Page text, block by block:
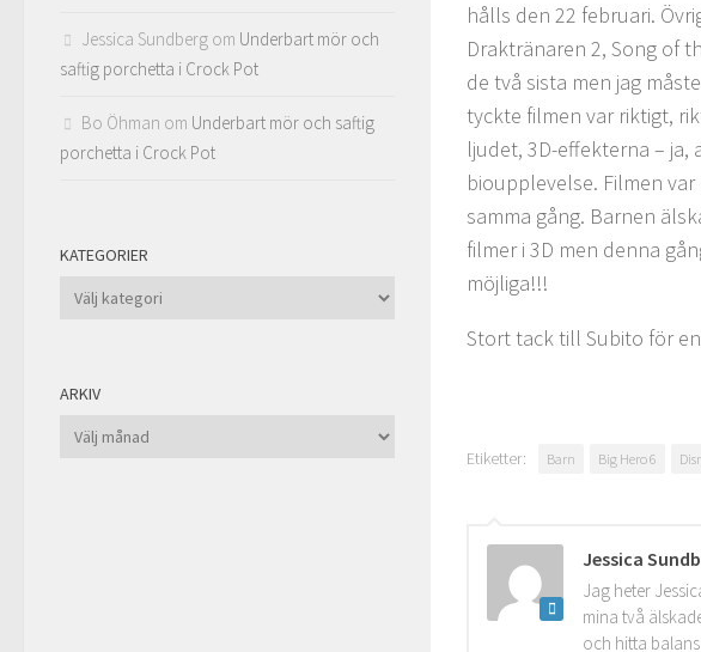
hålls den 22 februari.
Draktränaren 2, Song of
de två sista men jag
tyckte filmen var riktigt,
ljudet, 3D-effekterna –
bioupplevelse. Filmen
samma gång. Barnen
filmer i 3D men denna
möjliga!!!
Stort tack till Subito för
Etiketter: Barn Big Hero 6
Jessica
Jag heter
mina två
och hitta
Jessica Sundberg om Underbart mör och
saftig porchetta i Crock Pot
Bo Öhman om Underbart mör och saftig
porchetta i Crock Pot
KATEGORIER
Kategorier
ARKIV
Arkiv